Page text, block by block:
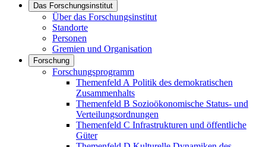
Das Forschungsinstitut
Links in diesem Bereich anzeigen
Über das Forschungsinstitut
Standorte
Personen
Gremien und Organisation
Forschung
Links in diesem Bereich anzeigen
Forschungsprogramm
Themenfeld A Politik des demokratischen
Zusammenhalts
Themenfeld B Sozioökonomische Status- und
Verteilungsordnungen
Themenfeld C Infrastrukturen und öffentliche
Güter